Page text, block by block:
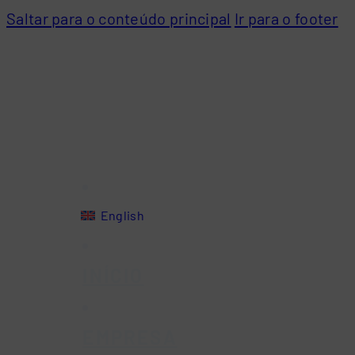
Saltar para o conteúdo principal Ir para o footer
English